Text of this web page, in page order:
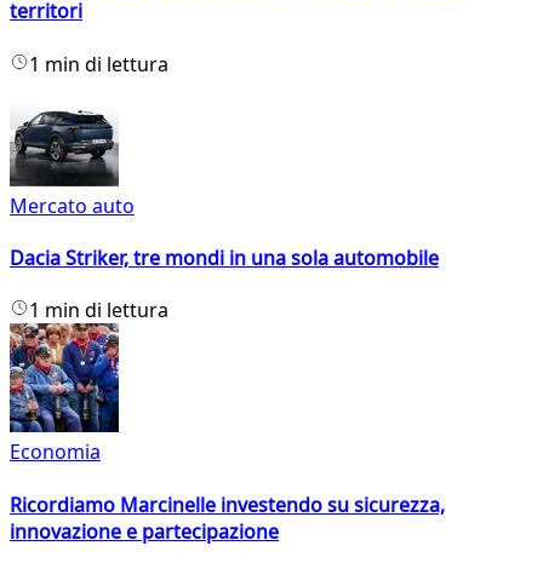
territori
1 min di lettura
Mercato auto
Dacia Striker, tre mondi in una sola automobile
1 min di lettura
Economia
Ricordiamo Marcinelle investendo su sicurezza,
innovazione e partecipazione